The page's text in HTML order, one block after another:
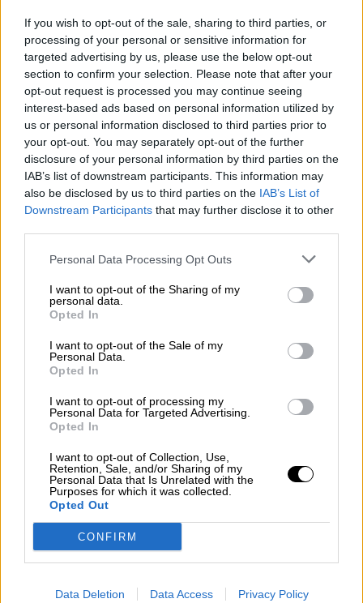
If you wish to opt-out of the sale, sharing to third parties, or
processing of your personal or sensitive information for
targeted advertising by us, please use the below opt-out
section to confirm your selection. Please note that after your
opt-out request is processed you may continue seeing
interest-based ads based on personal information utilized by
us or personal information disclosed to third parties prior to
your opt-out. You may separately opt-out of the further
disclosure of your personal information by third parties on the
IAB’s list of downstream participants. This information may
also be disclosed by us to third parties on the IAB’s List of
Downstream Participants that may further disclose it to other
Personal Data Processing Opt Outs
I want to opt-out of the Sharing of my
personal data.
Opted In
I want to opt-out of the Sale of my
Personal Data.
Opted In
I want to opt-out of processing my
Personal Data for Targeted Advertising.
Opted In
I want to opt-out of Collection, Use,
Retention, Sale, and/or Sharing of my
Personal Data that Is Unrelated with the
Purposes for which it was collected.
Opted Out
CONFIRM
Data Deletion Data Access Privacy Policy
Votantes y votados
Juan Manuel Beltrán
El Conflicto de Oriente Medio:
Un Nuevo Orden Autoritario
en Construcción
Geopolítica de Crisis
Reconquista leonesa
Por Carlos Miranda
Clara Campoamor: Mi sueño,
Por María Pérez Herrero
LOCO MUNDO | SALUD,CONSUMO, BIENESTAR
La UEFA prorroga la Eurocopa a
2021